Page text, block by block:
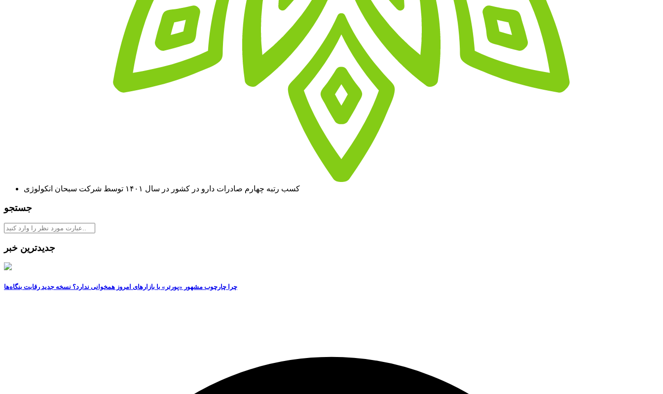
کسب رتبه چهارم صادرات دارو در کشور در سال ۱۴۰۱ توسط شرکت سبحان انکولوژی
جستجو
جدیدترین خبر
چرا چارچوب مشهور «پورتر» با بازارهای امروز همخوانی ندارد؟ نسخه جدید رقابت‌ بنگاه‌ها